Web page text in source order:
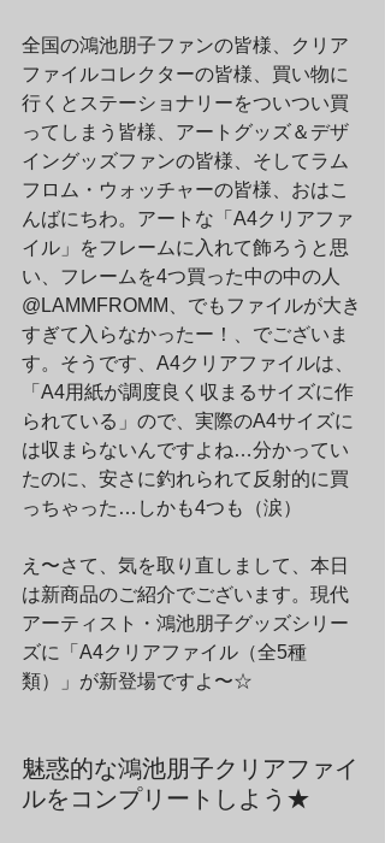
全国の鴻池朋子ファンの皆様、クリア
ファイルコレクターの皆様、買い物に
行くとステーショナリーをついつい買
ってしまう皆様、アートグッズ＆デザ
イングッズファンの皆様、そしてラム
フロム・ウォッチャーの皆様、おはこ
んばにちわ。アートな「A4クリアファ
イル」をフレームに入れて飾ろうと思
い、フレームを4つ買った中の中の人
@LAMMFROMM、でもファイルが大き
すぎて入らなかったー！、でございま
す。そうです、A4クリアファイルは、
「A4用紙が調度良く収まるサイズに作
られている」ので、実際のA4サイズに
は収まらないんですよね…分かってい
たのに、安さに釣れられて反射的に買
っちゃった…しかも4つも（涙）
え〜さて、気を取り直しまして、本日
は新商品のご紹介でございます。現代
アーティスト・鴻池朋子グッズシリー
ズに「A4クリアファイル（全5種
類）」が新登場ですよ〜☆
魅惑的な鴻池朋子クリアファイ
ルをコンプリートしよう★